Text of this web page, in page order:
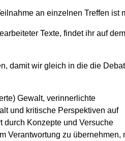
an einzelnen Treffen ist
Texte, findet ihr auf
damit wir gleich in die die
Gewalt, verinnerlichte
und kritische Perspektiven auf
durch Konzepte und Versuche
Verantwortung zu übernehmen,